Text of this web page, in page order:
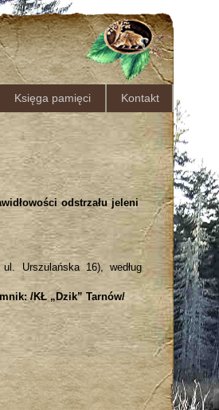
Księga pamięci Kontakt
odstrzału jeleni
Urszulańska 16), według
/KŁ „Dzik” Tarnów/